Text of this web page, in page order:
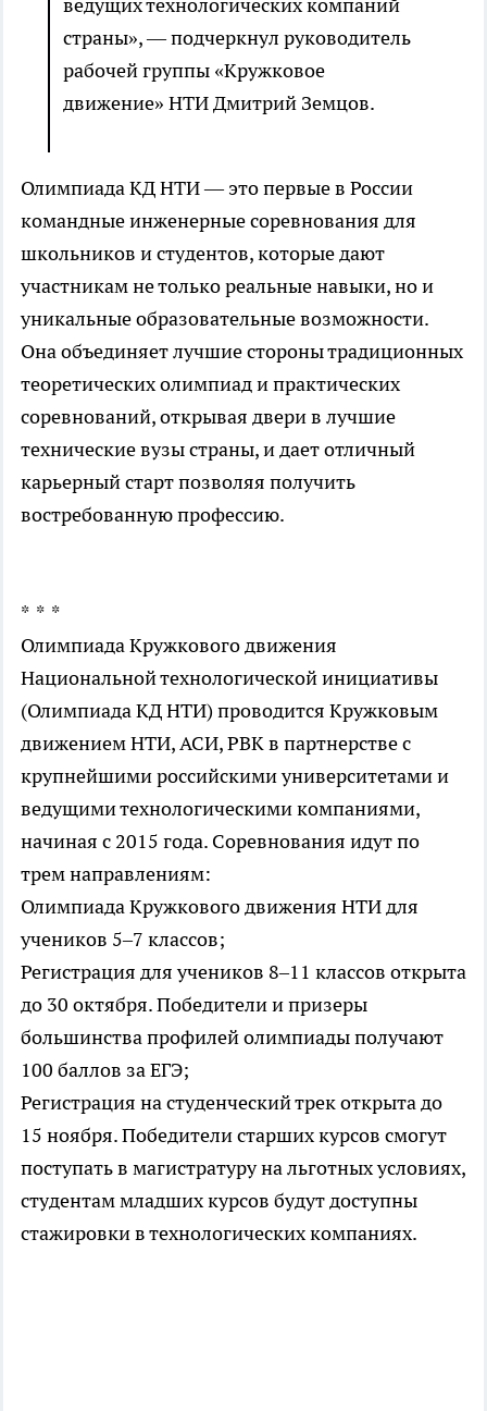
ведущих технологических компаний
страны», — подчеркнул руководитель
рабочей группы «Кружковое
движение» НТИ Дмитрий Земцов.
Олимпиада КД НТИ — это первые в России
командные инженерные соревнования для
школьников и студентов, которые дают
участникам не только реальные навыки, но и
уникальные образовательные возможности.
Она объединяет лучшие стороны традиционных
теоретических олимпиад и практических
соревнований, открывая двери в лучшие
технические вузы страны, и дает отличный
карьерный старт позволяя получить
востребованную профессию.
* * *
Олимпиада Кружкового движения
Национальной технологической инициативы
(Олимпиада КД НТИ) проводится Кружковым
движением НТИ, АСИ, РВК в партнерстве с
крупнейшими российскими университетами и
ведущими технологическими компаниями,
начиная с 2015 года. Соревнования идут по
трем направлениям:
Олимпиада Кружкового движения НТИ для
учеников 5–7 классов;
Регистрация для учеников 8–11 классов открыта
до 30 октября. Победители и призеры
большинства профилей олимпиады получают
100 баллов за ЕГЭ;
Регистрация на студенческий трек открыта до
15 ноября. Победители старших курсов смогут
поступать в магистратуру на льготных условиях,
студентам младших курсов будут доступны
стажировки в технологических компаниях.